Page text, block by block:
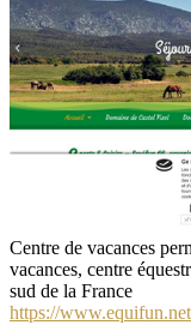
Centre de vacances
vacances, centre
sud de la France
https://